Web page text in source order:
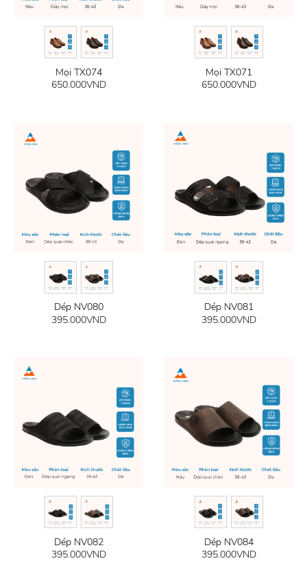
Mọi TX074
650.000VND
Mọi TX071
650.000VND
Dép NV080
395.000VND
Dép NV081
395.000VND
Dép NV082
395.000VND
Dép NV084
395.000VND